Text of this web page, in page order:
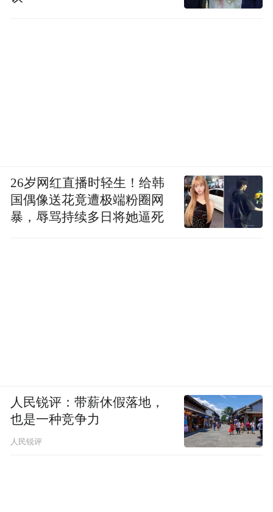
26岁网红直播时轻生！给韩
国偶像送花竟遭极端粉圈网
暴，辱骂持续多日将她逼死
人民锐评：带薪休假落地，
也是一种竞争力
人民锐评